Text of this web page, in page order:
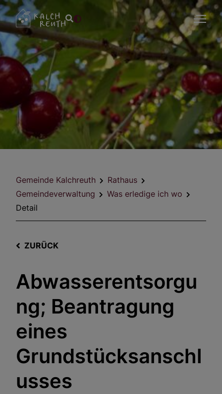
Gemeinde Kalchreuth
Rathaus
Gemeindeverwaltung
Was erledige ich wo
Detail
ZURÜCK
Abwasserentsorgu
ng; Beantragung
eines
Grundstücksanschl
usses